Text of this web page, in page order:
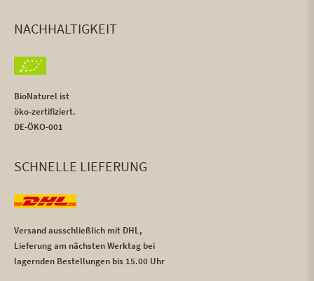
NACHHALTIGKEIT
BioNaturel ist
öko-zertifiziert.
DE-ÖKO-001
SCHNELLE LIEFERUNG
Versand ausschließlich mit DHL,
Lieferung am nächsten Werktag bei
lagernden Bestellungen bis 15.00 Uhr